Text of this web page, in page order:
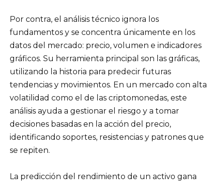
Por contra, el análisis técnico ignora los
fundamentos y se concentra únicamente en los
datos del mercado: precio, volumen e indicadores
gráficos. Su herramienta principal son las gráficas,
utilizando la historia para predecir futuras
tendencias y movimientos. En un mercado con alta
volatilidad como el de las criptomonedas, este
análisis ayuda a gestionar el riesgo y a tomar
decisiones basadas en la acción del precio,
identificando soportes, resistencias y patrones que
se repiten.
La predicción del rendimiento de un activo gana